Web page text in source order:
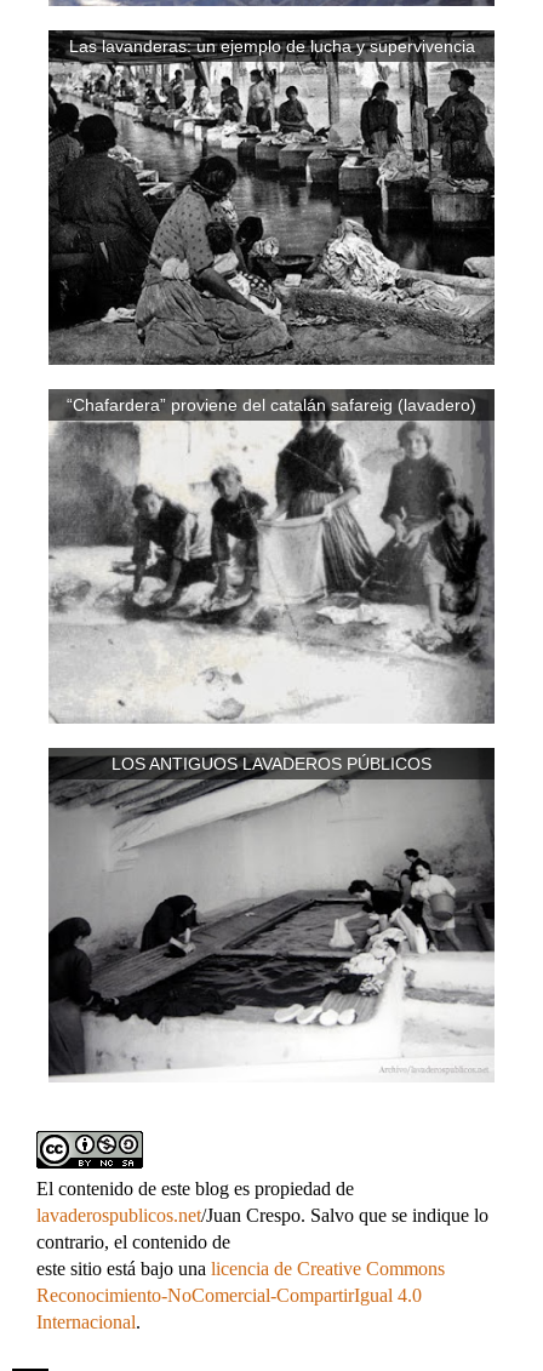
Las lavanderas: un ejemplo de lucha y supervivencia
“Chafardera” proviene del catalán safareig (lavadero)
LOS ANTIGUOS LAVADEROS PÚBLICOS
El contenido de este blog es propiedad de
lavaderospublicos.net/Juan Crespo. Salvo que se indique lo
contrario, el contenido de
este sitio está bajo una licencia de Creative Commons
Reconocimiento-NoComercial-CompartirIgual 4.0
Internacional.